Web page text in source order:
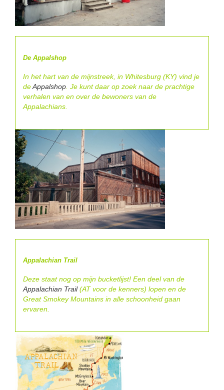
De Appalshop
In het hart van de mijnstreek, in Whitesburg (KY) vind je
deAppalshop . Je kunt daar op zoek naar de prachtige
verhalen van en over de bewoners van de
Appalachians.
Appalachian Trail
Deze staat nog op mijn bucketlijst! Een deel van de
Appalachian Trail(AT voor de kenners) lopen en de
Great Smokey Mountains in alle schoonheid gaan
ervaren.